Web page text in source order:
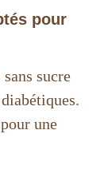
pour
sucre
une